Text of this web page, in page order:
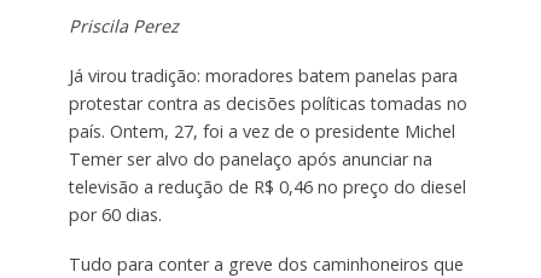
Priscila Perez
Já virou tradição: moradores batem panelas para
protestar contra as decisões políticas tomadas no
país. Ontem, 27, foi a vez de o presidente Michel
Temer ser alvo do panelaço após anunciar na
televisão a redução de R$ 0,46 no preço do diesel
por 60 dias.
Tudo para conter a greve dos caminhoneiros que